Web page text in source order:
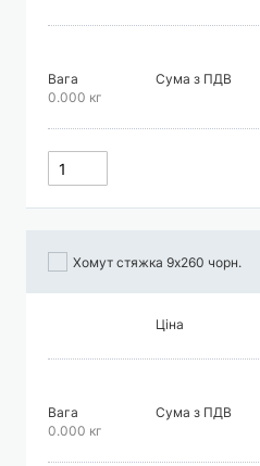
Вага
0.000 кг
Сума з ПДВ
Хомут стяжка 9х260 чорн.
Ціна
Вага
0.000 кг
Сума з ПДВ